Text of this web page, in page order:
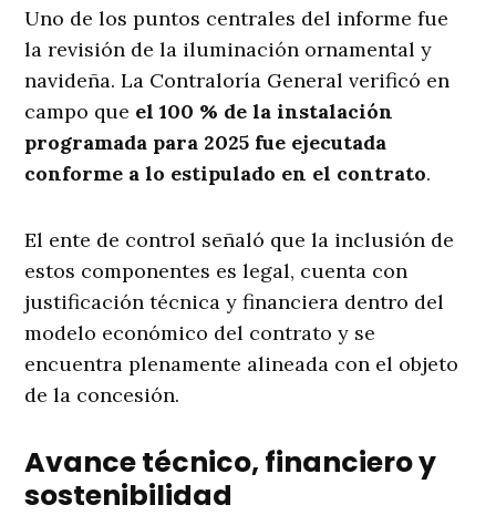
Uno de los puntos centrales del informe fue
la revisión de la iluminación ornamental y
navideña. La Contraloría General verificó en
campo que el 100 % de la instalación
programada para 2025 fue ejecutada
conforme a lo estipulado en el contrato.
El ente de control señaló que la inclusión de
estos componentes es legal, cuenta con
justificación técnica y financiera dentro del
modelo económico del contrato y se
encuentra plenamente alineada con el objeto
de la concesión.
Avance técnico, financiero y
sostenibilidad